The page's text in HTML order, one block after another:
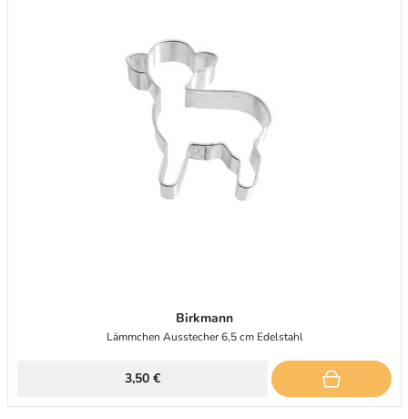
Birkmann
Lämmchen Ausstecher 6,5 cm Edelstahl
3,50 €